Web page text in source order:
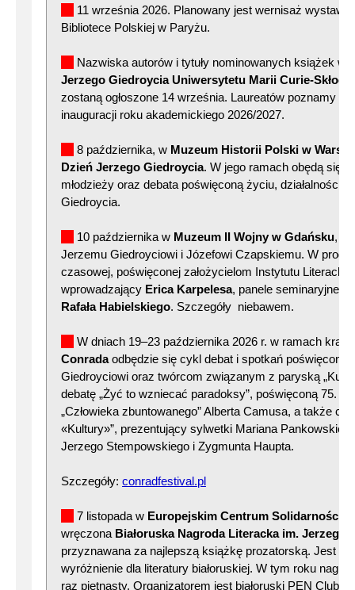
11 września 2026. Planowany jest wernisaż wystawy
Bibliotece Polskiej w Paryżu.
Nazwiska autorów i tytuły nominowanych książek w
Jerzego Giedroycia Uniwersytetu Marii Curie-
zostaną ogłoszone 14 września. Laureatów poznamy
inauguracji roku akademickiego 2026/2027.
8 października, w Muzeum Historii Polski w
Dzień Jerzego Giedroycia. W jego ramach obędą się
młodzieży oraz debata poświęconą życiu, działalności i
Giedroycia.
10 października w Muzeum II Wojny w Gdańsku,
Jerzemu Giedroyciowi i Józefowi Czapskiemu. W
czasowej, poświęconej założycielom Instytutu
wprowadzający Erica Karpelesa, panele seminaryjne,
Rafała Habielskiego. Szczegóły niebawem.
W dniach 19–23 października 2026 r. w ramach
Conradaodbędzie się cykl debat i spotkań
Giedroyciowi oraz twórcom związanym z paryską
debatę „Żyć to wzniecać paradoksy”, poświęconą 75.
„Człowieka zbuntowanego” Alberta Camusa, a także
«Kultury»”, prezentujący sylwetki Mariana
Jerzego Stempowskiego i Zygmunta Haupta.
Szczegóły: conradfestival.pl
7 listopada w Europejskim Centrum Solidarności
wręczona Białoruska Nagroda Literacka im. Jerzego
przyznawana za najlepszą książkę prozatorską. Jest to
wyróżnienie dla literatury białoruskiej. W tym roku
raz piętnasty. Organizatorem jest białoruski PEN Club.